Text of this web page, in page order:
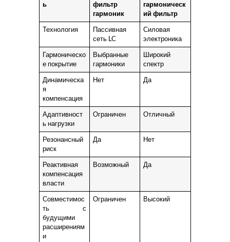
ь
фильтр
гармоник
гармоническ
ий фильтр
Технология
Пассивная
сеть LC
Силовая
электроника
Гармоническо
е покрытие
Выбранные
гармоники
Широкий
спектр
Динамическа
я
компенсация
Нет Да
Адаптивност
ь нагрузки
Ограничен Отличный
Резонансный
риск
Да Нет
Реактивная
компенсация
власти
Возможный Да
Совместимос
ть с
будущими
расширениям
и
Ограничен Высокий